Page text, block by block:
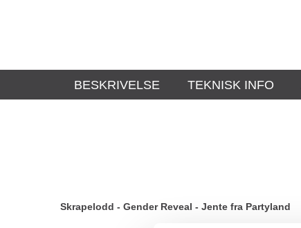
BESKRIVELSE TEKNISK INFO
Skrapelodd - Gender Reveal - Jente fra Partyland